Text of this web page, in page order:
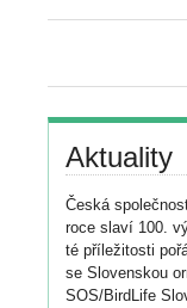
Aktuality
Česká
roce slaví 100.
té příležitosti
se Slovenskou
SOS/BirdLife